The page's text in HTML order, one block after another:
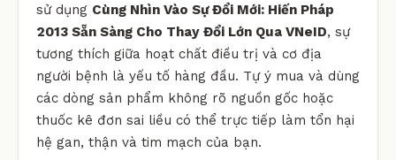
sử dụng Cùng Nhìn Vào Sự Đổi Mới: Hiến Pháp
2013 Sẵn Sàng Cho Thay Đổi Lớn Qua VNeID, sự
tương thích giữa hoạt chất điều trị và cơ địa
người bệnh là yếu tố hàng đầu. Tự ý mua và dùng
các dòng sản phẩm không rõ nguồn gốc hoặc
thuốc kê đơn sai liều có thể trực tiếp làm tổn hại
hệ gan, thận và tim mạch của bạn.